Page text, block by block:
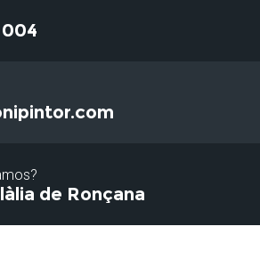
004
de Ronçana